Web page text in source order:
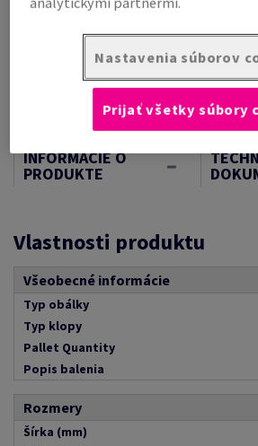
ECF, v krabici 250 ks, FSC Mix Credit
Kompletný popis
Kontaktujte nás
INFORMÁCIE O
PRODUKTE
Vlastnosti produktu
Všeobecné informácie
Typ obálky
Typ klopy
Pallet Quantity
Popis balenia
Rozmery
Šírka (mm)
Nastavenia súborov
Prijať všetky súbory